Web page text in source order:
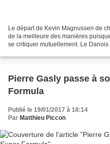
Le départ de Kevin Magnussen de
de la meilleure des manières
se critiquer mutuellement. Le
Pierre Gasly passe à
Formula
Publié le 19/01/2017 à 18:14
Par Matthieu Piccon